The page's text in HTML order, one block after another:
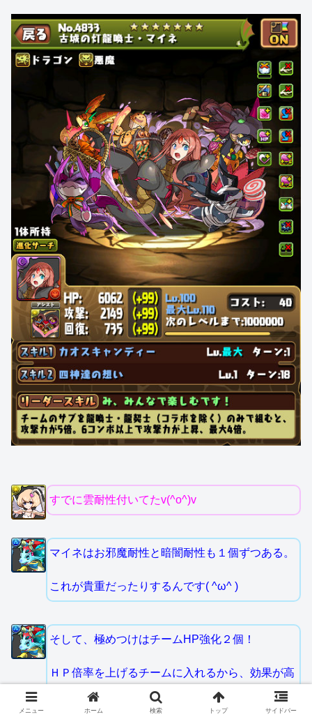
すでに雲耐性付いてたv(^o^)v
マイネはお邪魔耐性と暗闇耐性も１個ずつある。
これが貴重だったりするんです( ^ω^ )
そして、極めつけはチームHP強化２個！
ＨＰ倍率を上げるチームに入れるから、効果が高
くなる！
メニュー ホーム 検索 トップ サイドバー